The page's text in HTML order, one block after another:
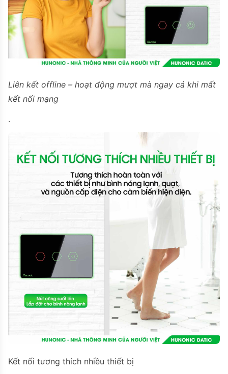
Liên kết offline – hoạt động mượt mà ngay cả khi mất
kết nối mạng
.
Kết nối tương thích nhiều thiết bị